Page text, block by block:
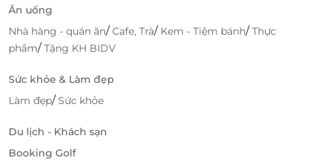
Ăn uống
Nhà hàng - quán ăn/Cafe, Trà/ Kem - Tiệm bánh/Thực
phẩm/Tặng KH BIDV
Sức khỏe & Làm đẹp
Làm đẹp/Sức khỏe
Du lịch - Khách sạn
Booking Golf